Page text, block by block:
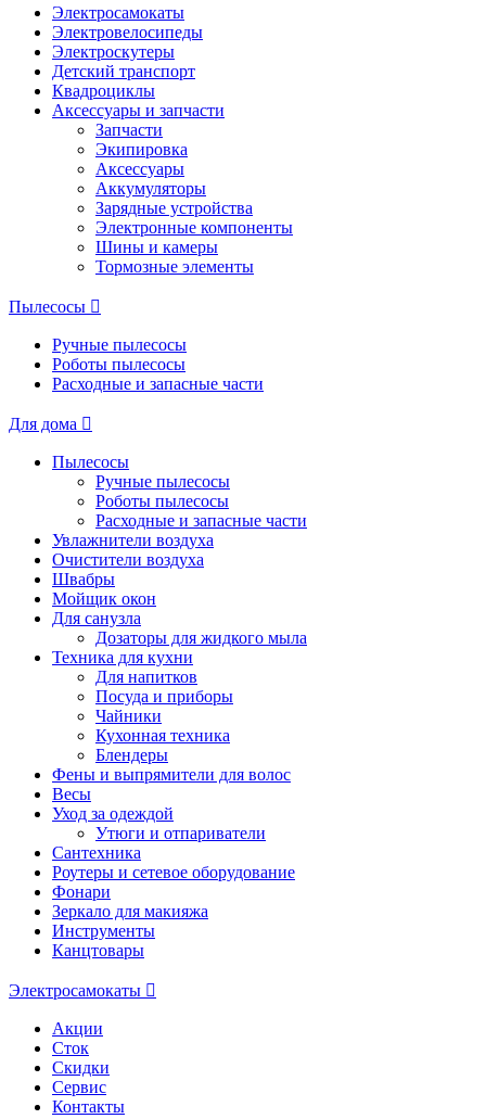
Электросамокаты
Электровелосипеды
Электроскутеры
Детский транспорт
Квадроциклы
Аксессуары и запчасти
Запчасти
Экипировка
Аксессуары
Аккумуляторы
Зарядные устройства
Электронные компоненты
Шины и камеры
Тормозные элементы
Пылесосы
Ручные пылесосы
Роботы пылесосы
Расходные и запасные части
Для дома
Пылесосы
Ручные пылесосы
Роботы пылесосы
Расходные и запасные части
Увлажнители воздуха
Очистители воздуха
Швабры
Мойщик окон
Для санузла
Дозаторы для жидкого мыла
Техника для кухни
Для напитков
Посуда и приборы
Чайники
Кухонная техника
Блендеры
Фены и выпрямители для волос
Весы
Уход за одеждой
Утюги и отпариватели
Сантехника
Роутеры и сетевое оборудование
Фонари
Зеркало для макияжа
Инструменты
Канцтовары
Электросамокаты
Акции
Сток
Скидки
Сервис
Контакты